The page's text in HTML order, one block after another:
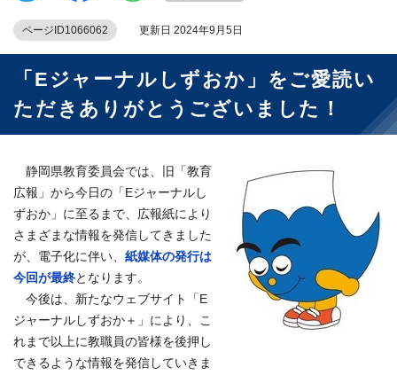
ページID1066062 更新日 2024年9月5日
「Eジャーナルしずおか」をご愛読い
ただきありがとうございました！
静岡県教育委員会では、旧「教育
広報」から今日の「Eジャーナルし
ずおか」に至るまで、広報紙により
さまざまな情報を発信してきました
が、電子化に伴い、 紙媒体の発行は
今回が最終となります。
今後は、新たなウェブサイト「E
ジャーナルしずおか＋」により、こ
れまで以上に教職員の皆様を後押し
できるような情報を発信していきま